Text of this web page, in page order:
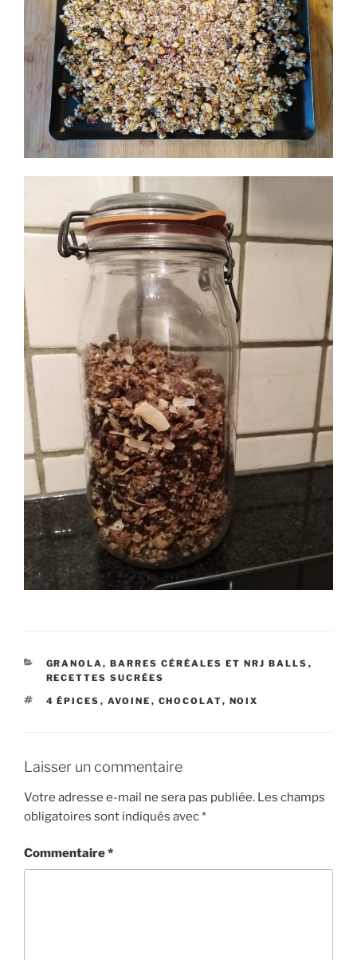
CATÉGORIES
GRANOLA, BARRES CÉRÉALES ET NRJ BALLS ,
RECETTES SUCRÉES
ÉTIQUETTES
4 ÉPICES , AVOINE , CHOCOLAT, NOIX
Laisser un commentaire
Votre adresse e-mail ne sera pas publiée. Les champs
obligatoires sont indiqués avec*
Commentaire*